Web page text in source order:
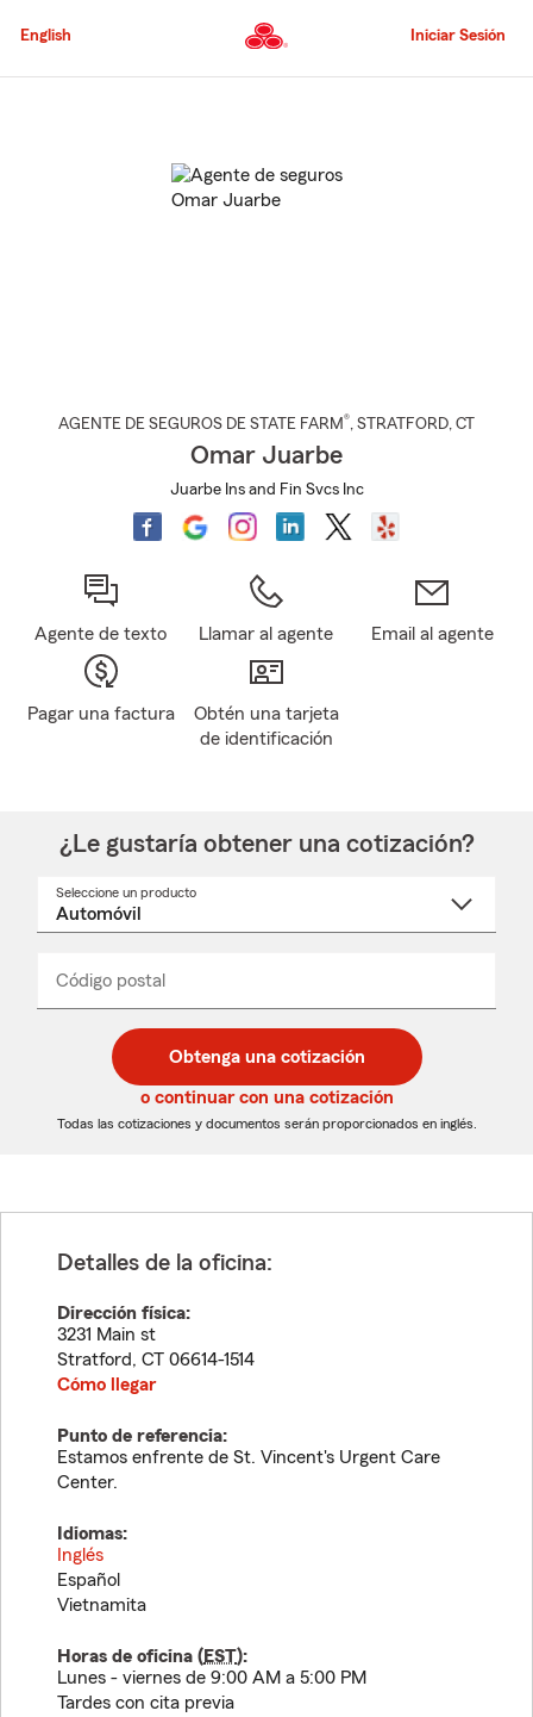
al
principal
English Iniciar Sesión
AGENTE DE SEGUROS DE STATE FARM®, STRATFORD, CT
Omar Juarbe
Juarbe Ins and Fin Svcs Inc
Agente de texto Llamar al agente Email al agente
Pagar una factura
Obtén una tarjeta
de identificación
¿Le gustaría obtener una cotización?
Seleccione un producto
desplegable
Código postal
de
5
dígitos
de
5
dígitos
_____
Obtenga una cotización
o continuar con una cotización
Todas las cotizaciones y documentos serán proporcionados en inglés.
Detalles de la oficina:
Dirección física:
3231 Main st
Stratford, CT 06614-1514
Cómo llegar
Punto de referencia:
Estamos enfrente de St. Vincent's Urgent Care
Center.
Idiomas:
Inglés
Español
Vietnamita
Horas de oficina (EST):
Lunes - viernes de 9:00 AM a 5:00 PM
Tardes con cita previa